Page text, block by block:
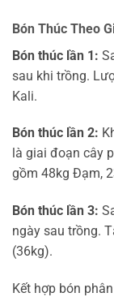
Bón Thúc Theo
Bón thúc lần 1:
sau khi trồng.
Kali.
Bón thúc lần 2:
là giai đoạn cây
gồm 48kg Đạm,
Bón thúc lần 3:
ngày sau trồng.
(36kg).
Kết hợp bón